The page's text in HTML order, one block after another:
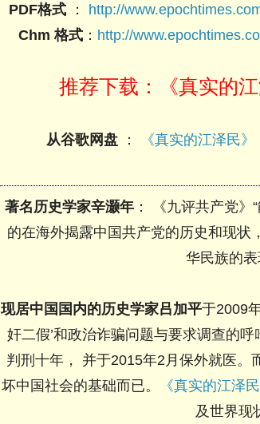
PDF格式 ： http://
Chm 格式 ： http://
推荐下载：《真实的
从谷歌网盘 ： 《真实的江泽民
著名历史学家辛灏年： 《九评共产党》
的在海外揭露中国共产党的历史和现状
华民族的表
现居中国国内的历史学家吕加平于2009
奸二假’和政治诈骗问题与要求调查的
判刑十年， 并于2015年2月保外就医。
坏中国社会的基础而已。
《真实的江泽民
及世界现